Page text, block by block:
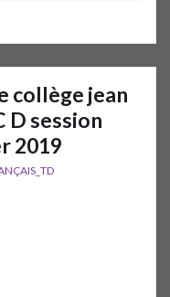
collège jean
D session
2019